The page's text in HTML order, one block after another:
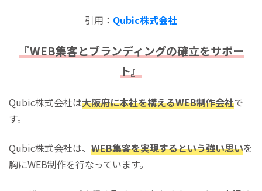
引用： Qubic株式会社
『WEB集客とブランディングの確立をサポー
ト』
Qubic株式会社は大阪府に本社を構えるWEB制作会社で
す。
Qubic株式会社は、 WEB集客を実現するという強い思いを
胸にWEB制作を行なっています。